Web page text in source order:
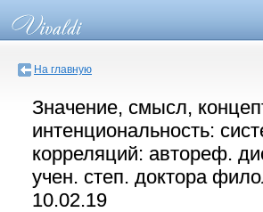
На главную
Значение, смысл,
интенциональность:
корреляций: автореф.
учен. степ. доктора
10.02.19